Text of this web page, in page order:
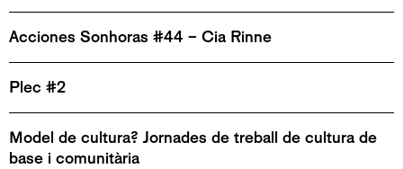
Acciones Sonhoras #44 – Cia Rinne
Plec #2
Model de cultura? Jornades de treball de cultura de
base i comunitària